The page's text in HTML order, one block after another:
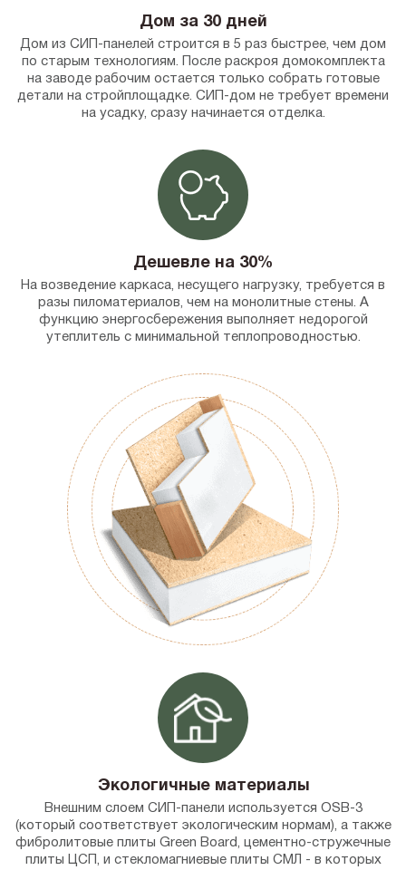
Дом за 30 дней
Дом из СИП-панелей строится в 5 раз быстрее, чем дом
по старым технологиям. После раскроя домокомплекта
на заводе рабочим остается только собрать готовые
детали на стройплощадке. СИП-дом не требует времени
на усадку, сразу начинается отделка.
Дешевле на 30%
На возведение каркаса, несущего нагрузку, требуется в
разы пиломатериалов, чем на монолитные стены. А
функцию энергосбережения выполняет недорогой
утеплитель с минимальной теплопроводностью.
Экологичные материалы
Внешним слоем СИП-панели используется OSB-3
(который соответствует экологическим нормам), а также
фибролитовые плиты Green Board, цементно-стружечные
плиты ЦСП, и стекломагниевые плиты СМЛ - в которых